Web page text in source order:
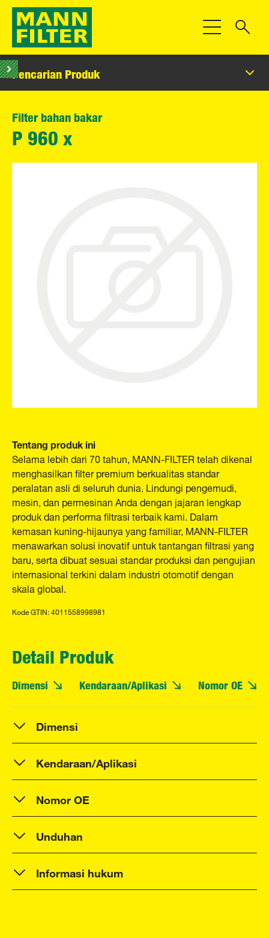
Beralih
Pencarian Produk
Filter bahan bakar
P 960 x
Tentang produk ini
Selama lebih dari 70 tahun, MANN-FILTER telah dikenal
menghasilkan filter premium berkualitas standar
peralatan asli di seluruh dunia. Lindungi pengemudi,
mesin, dan permesinan Anda dengan jajaran lengkap
produk dan performa filtrasi terbaik kami. Dalam
kemasan kuning-hijaunya yang familiar, MANN-FILTER
menawarkan solusi inovatif untuk tantangan filtrasi yang
baru, serta dibuat sesuai standar produksi dan pengujian
internasional terkini dalam industri otomotif dengan
skala global.
Kode GTIN: 4011558998981
Detail Produk
Dimensi Kendaraan/Aplikasi Nomor OE
Dimensi
Kendaraan/Aplikasi
Nomor OE
Unduhan
Informasi hukum